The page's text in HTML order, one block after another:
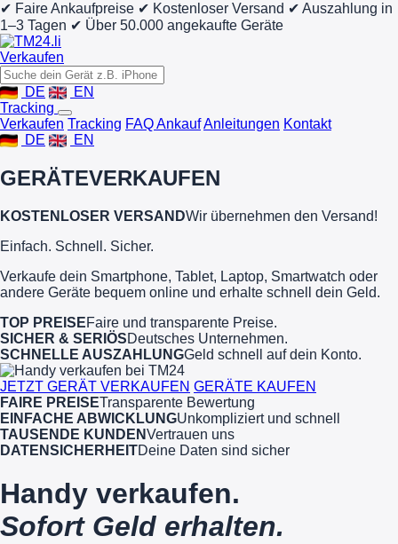
✔ Faire Ankaufpreise ✔ Kostenloser Versand ✔ Auszahlung in
1–3 Tagen ✔ Über 50.000 angekaufte Geräte
Verkaufen
DE
EN
Tracking
Verkaufen Tracking FAQ AnkaufAnleitungen Kontakt
DE
EN
GERÄTEVERKAUFEN
KOSTENLOSER VERSANDWir übernehmen den Versand!
Einfach. Schnell. Sicher.
Verkaufe dein Smartphone, Tablet, Laptop, Smartwatch oder
andere Geräte bequem online und erhalte schnell dein Geld.
TOP PREISEFaire und transparente Preise.
SICHER & SERIÖSDeutsches Unternehmen.
SCHNELLE AUSZAHLUNGGeld schnell auf dein Konto.
JETZT GERÄT VERKAUFEN GERÄTE KAUFEN
FAIRE PREISETransparente Bewertung
EINFACHE ABWICKLUNGUnkompliziert und schnell
TAUSENDE KUNDENVertrauen uns
DATENSICHERHEITDeine Daten sind sicher
Handy verkaufen.
Sofort Geld erhalten.